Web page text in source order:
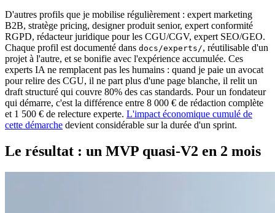
D'autres profils que je mobilise régulièrement : expert marketing
B2B, stratège pricing, designer produit senior, expert conformité
RGPD, rédacteur juridique pour les CGU/CGV, expert SEO/GEO.
Chaque profil est documenté dans docs/experts/, réutilisable d'un
projet à l'autre, et se bonifie avec l'expérience accumulée. Ces
experts IA ne remplacent pas les humains : quand je paie un avocat
pour relire des CGU, il ne part plus d'une page blanche, il relit un
draft structuré qui couvre 80% des cas standards. Pour un fondateur
qui démarre, c'est la différence entre 8 000 € de rédaction complète
et 1 500 € de relecture experte. L'impact économique cumulé de
cette démarche devient considérable sur la durée d'un sprint.
Le résultat : un MVP quasi-V2 en 2 mois